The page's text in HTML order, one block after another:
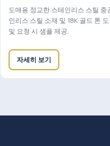
도매용 정교한 스테인리스 스틸
인리스 스틸 소재 및 18K 골드 톤
및 요청 시 샘플 제공.
자세히 보기